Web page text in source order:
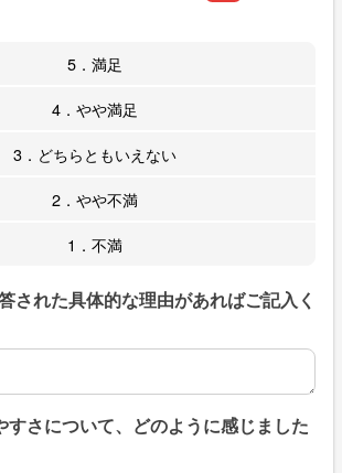
5．満足
4．やや満足
3．どちらともいえない
2．やや不満
1．不満
された具体的な理由があればご記入く
された具体的な理由があればご記入くだ
すさについて、どのように感じました